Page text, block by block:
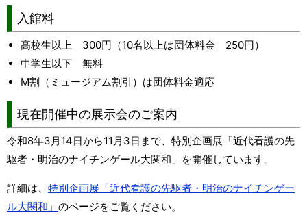
入館料
高校生以上 300円（10名以上は団体料金 250円）
中学生以下 無料
M割（ミュージアム割引）は団体料金適応
現在開催中の展示会のご案内
令和8年3月14日から11月3日まで、特別企画展「近代看護の先
駆者・明治のナイチンゲール大関和」を開催しています。
詳細は、 特別企画展「近代看護の先駆者・明治のナイチンゲー
ル大関和」 のページをご覧ください。